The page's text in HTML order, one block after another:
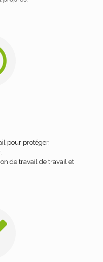
pour protéger,
de travail de travail et